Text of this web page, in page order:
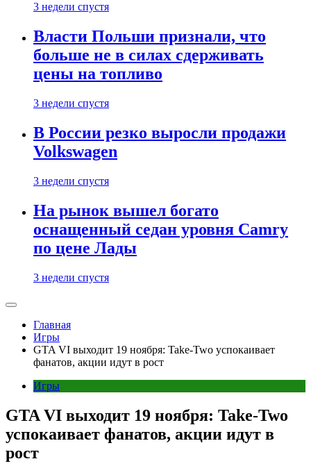
3 недели спустя
Власти Польши признали, что
больше не в силах сдерживать
цены на топливо
3 недели спустя
В России резко выросли продажи
Volkswagen
3 недели спустя
На рынок вышел богато
оснащенный седан уровня Camry
по цене Лады
3 недели спустя
Главная
Игры
GTA VI выходит 19 ноября: Take-Two успокаивает
фанатов, акции идут в рост
Игры
GTA VI выходит 19 ноября: Take-Two
успокаивает фанатов, акции идут в
рост